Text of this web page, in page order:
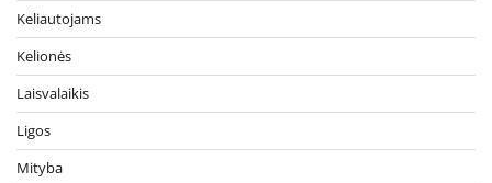
Keliautojams
Kelionės
Laisvalaikis
Ligos
Mityba